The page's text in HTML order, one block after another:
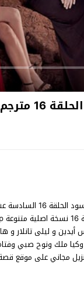
مترجم
و ليلى تانلار و
ملك ونوح صبي
مجاني على موقع